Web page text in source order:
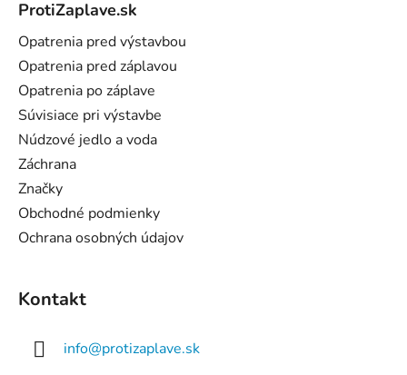
ProtiZaplave.sk
Opatrenia pred výstavbou
Opatrenia pred záplavou
Opatrenia po záplave
Súvisiace pri výstavbe
Núdzové jedlo a voda
Záchrana
Značky
Obchodné podmienky
Ochrana osobných údajov
Kontakt
info@protizaplave.sk